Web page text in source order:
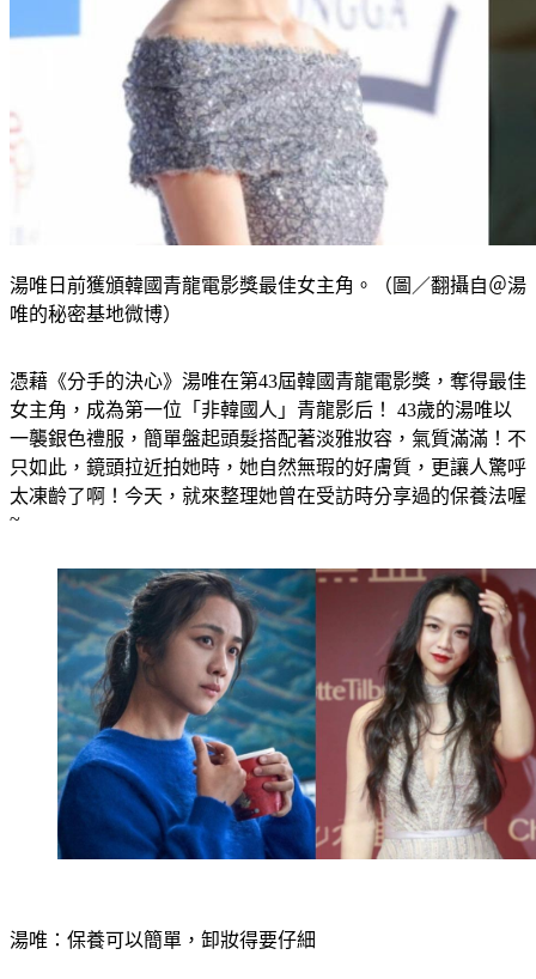
湯唯日前獲頒韓國青龍電影獎最佳女主角。（圖／翻攝自＠湯
唯的秘密基地微博）
憑藉《分手的決心》湯唯在第43屆韓國青龍電影獎，奪得最佳
女主角，成為第一位「非韓國人」青龍影后！ 43歲的湯唯以
一襲銀色禮服，簡單盤起頭髮搭配著淡雅妝容，氣質滿滿！不
只如此，鏡頭拉近拍她時，她自然無瑕的好膚質，更讓人驚呼
太凍齡了啊！今天，就來整理她曾在受訪時分享過的保養法喔
~
湯唯：保養可以簡單，卸妝得要仔細